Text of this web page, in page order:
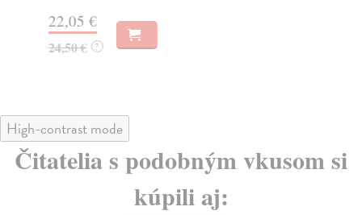
22,05 €
24,50 € ?
High-contrast mode
Čitatelia s podobným vkusom si
kúpili aj: